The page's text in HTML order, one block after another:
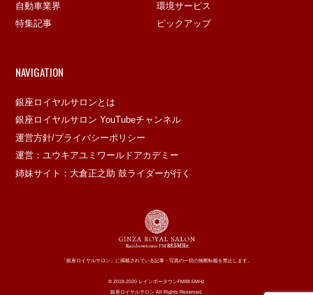
自動車業界
環境サービス
特集記事
ピックアップ
NAVIGATION
銀座ロイヤルサロンとは
銀座ロイヤルサロン YouTubeチャンネル
運営方針/プライバシーポリシー
運営：ユウキアユミワールドアカデミー
姉妹サイト：大倉正之助 鼓ライダーが行く
「銀座ロイヤルサロン」に掲載されている記事・写真の一切の無断転載を禁止します。
© 2018-2020 レインボータウンFM88.5MHz
銀座ロイヤルサロン All Rights Reserved.